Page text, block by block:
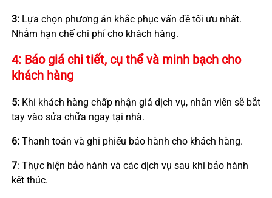
3:Lựa chọn phương án khắc phục vấn đề tối ưu nhất.
Nhằm hạn chế chi phí cho khách hàng.
4:Báo giá chi tiết, cụ thể và minh bạch cho
khách hàng
5:Khi khách hàng chấp nhận giá dịch vụ, nhân viên sẽ bắt
tay vào sửa chữa ngay tại nhà.
6:Thanh toán và ghi phiếu bảo hành cho khách hàng.
7: Thực hiện bảo hành và các dịch vụ sau khi bảo hành
kết thúc.